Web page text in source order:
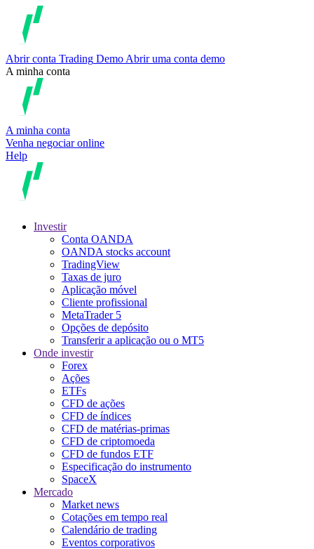
Abrir conta Trading Demo Abrir uma conta demo
A minha conta
A minha conta
Venha negociar online
Help
Investir
Conta OANDA
OANDA stocks account
TradingView
Taxas de juro
Aplicação móvel
Cliente profissional
MetaTrader 5
Opções de depósito
Transferir a aplicação ou o MT5
Onde investir
Forex
Ações
ETFs
CFD de ações
CFD de índices
CFD de matérias-primas
CFD de criptomoeda
CFD de fundos ETF
Especificação do instrumento
SpaceX
Mercado
Market news
Cotações em tempo real
Calendário de trading
Eventos corporativos